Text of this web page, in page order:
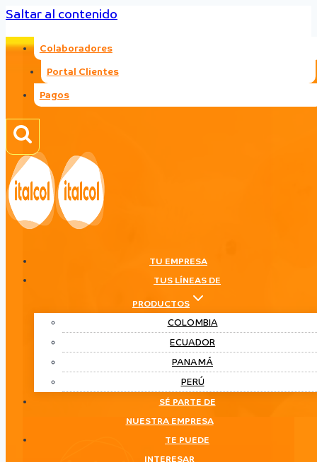
Saltar al contenido
Colaboradores
Portal Clientes
Pagos
TU EMPRESA
TUS LÍNEAS DE
PRODUCTOS
COLOMBIA
ECUADOR
PANAMÁ
PERÚ
SÉ PARTE DE
NUESTRA EMPRESA
TE PUEDE
INTERESAR